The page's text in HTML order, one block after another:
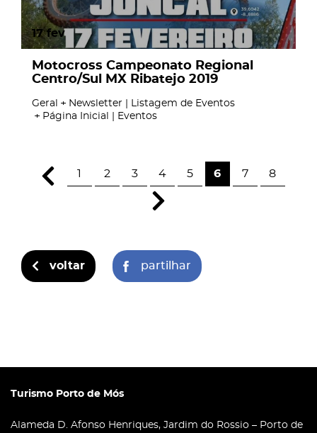
17 fev
Motocross Campeonato Regional
Centro/Sul MX Ribatejo 2019
Geral
Newsletter | Listagem de Eventos
Página Inicial | Eventos
1 2 3 4 5 6 7 8
voltar partilhar
Turismo Porto de Mós
Alameda D. Afonso Henriques, Jardim do Rossio – Porto de